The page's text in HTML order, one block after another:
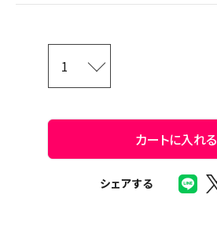
カートに入れる
シェアする